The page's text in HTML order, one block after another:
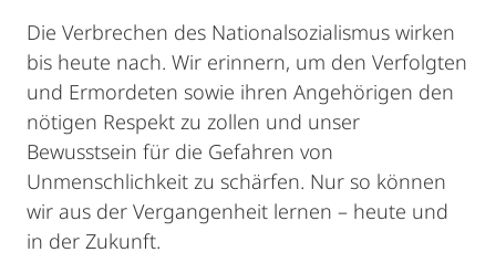
Die Verbrechen des Nationalsozialismus wirken
bis heute nach. Wir erinnern, um den Verfolgten
und Ermordeten sowie ihren Angehörigen den
nötigen Respekt zu zollen und unser
Bewusstsein für die Gefahren von
Unmenschlichkeit zu schärfen. Nur so können
wir aus der Vergangenheit lernen – heute und
in der Zukunft.